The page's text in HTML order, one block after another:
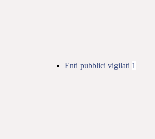
Enti pubblici vigilati 1